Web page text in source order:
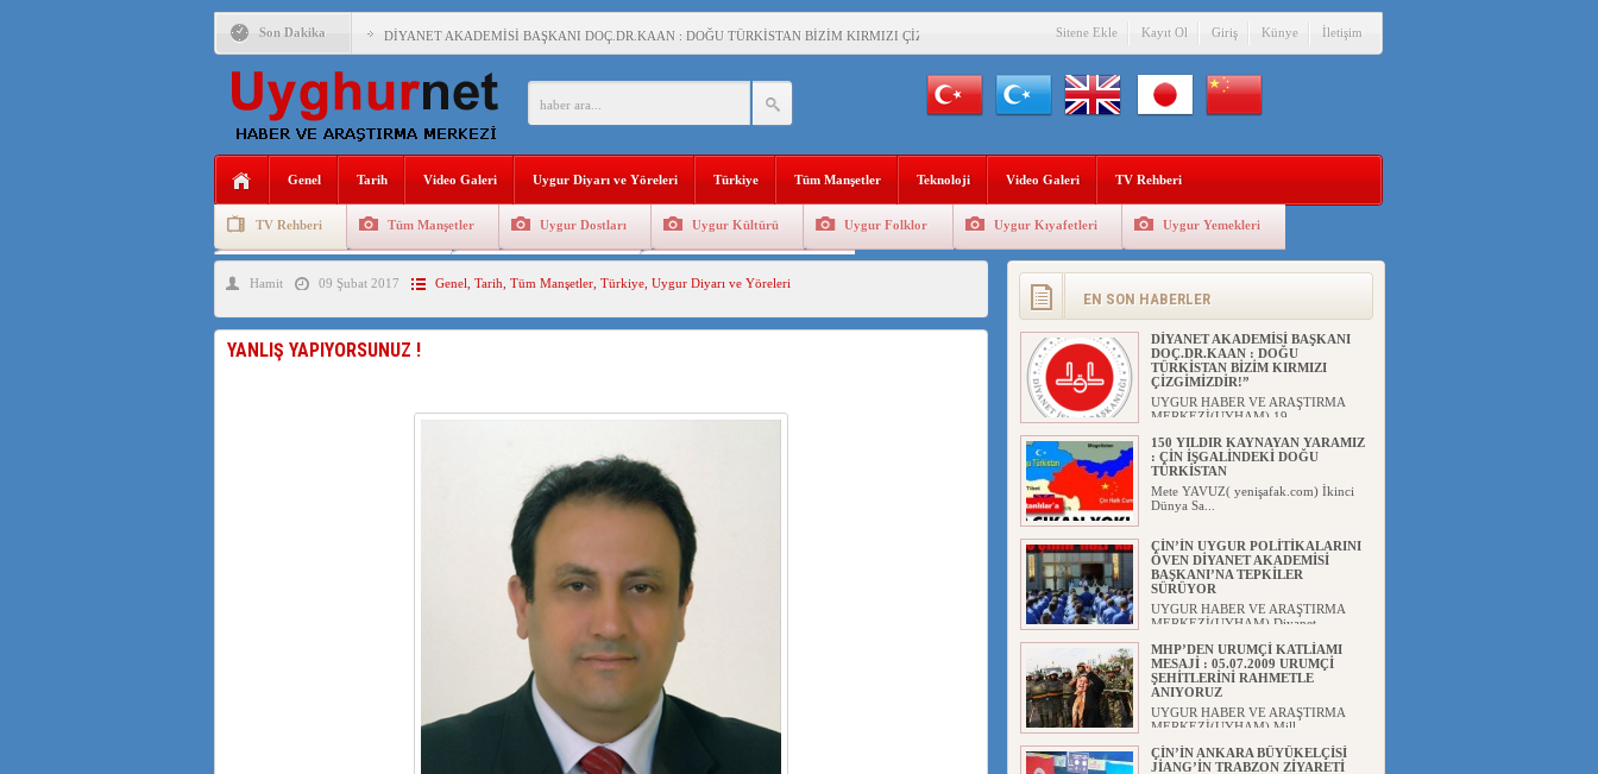
Son Dakika DİYANET AKADEMİSİ BAŞKANI DOÇ.DR.KAAN : DOĞU TÜRKİSTAN BİZİM KIRMIZI ÇİZGİMİZDİR!”
150 YILDIR KAYNAYAN YARAMIZ : ÇİN İŞGALİNDEKİ DOĞU TÜRKİSTAN
ÇİN’İN UYGUR POLİTİKALARINI ÖVEN DİYANET AKADEMİSİ BAŞKANI’NA TEPKİLER SÜRÜYOR
MHP’DEN URUMÇİ KATLİAMI MESAJİ : 05.07.2009 URUMÇİ ŞEHİTLERİNİ RAHMETLE ANIYORUZ
ÇİN’İN ANKARA BÜYÜKELÇİSİ JİANG’İN TRABZON ZİYARETİ
SAADET PARTİSİ İLÇE BAŞKANI : TEMMUZ AYI,DOĞU TÜRKİSTAN İÇİN KATLİAM AYI DEĞİLDİR !
İŞGALCİ ÇİN,DOĞU TÜRKİSTAN’DA EN AZ 143 BİN UYGUR ÇOCUĞU AİLELERİNDEN KOPARDI
AZİZANA KAŞGAR : IŞIKLAR ALTINDA BİR VİTRİN Mİ, SUSTURULMUŞBER HAFİZA Mİ?
Sitene Ekle Kayıt Ol Giriş Künye İletişim
Genel Tarih Video Galeri Uygur Diyarı ve Yöreleri Türkiye Tüm Manşetler Teknoloji Video Galeri TV Rehberi
TV Rehberi Tüm Manşetler Uygur Dostları Uygur Kültürü Uygur Folklor Uygur Kıyafetleri Uygur Yemekleri
Uygurlarda Düğün ve Cenaze
Hamit 09 Şubat 2017 Genel Tarih Tüm Manşetler, Türkiye, Uygur Diyarı ve Yöreleri
YANLIŞ YAPIYORSUNUZ !
EN SON HABERLER
DİYANET AKADEMİSİ BAŞKANI
DOÇ.DR.KAAN : DOĞU
TÜRKİSTAN BİZİM KIRMIZI
ÇİZGİMİZDİR!”
UYGUR HABER VE ARAŞTIRMA
MERKEZİ(UYHAM) 19...
150 YILDIR KAYNAYAN YARAMIZ
: ÇİN İŞGALİNDEKİ DOĞU
TÜRKİSTAN
Mete YAVUZ( yenişafak.com) İkinci
Dünya Sa...
ÇİN’İN UYGUR POLİTİKALARINI
ÖVEN DİYANET AKADEMİSİ
BAŞKANI’NA TEPKİLER
SÜRÜYOR
UYGUR HABER VE ARAŞTIRMA
MERKEZİ(UYHAM) Diyanet
MHP’DEN URUMÇİ KATLİAMI
MESAJİ : 05.07.2009 URUMÇİ
ŞEHİTLERİNİ RAHMETLE
ANIYORUZ
UYGUR HABER VE ARAŞTIRMA
MERKEZİ(UYHAM) Mill...
ÇİN’İN ANKARA BÜYÜKELÇİSİ
JİANG’İN TRABZON ZİYARETİ